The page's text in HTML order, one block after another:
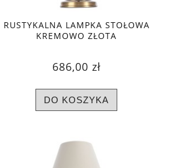
RUSTYKALNA LAMPKA STOŁOWA
KREMOWO ZŁOTA
686,00 zł
DO KOSZYKA